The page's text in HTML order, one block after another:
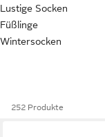
Lustige Socken
Füßlinge
Wintersocken
252 Produkte